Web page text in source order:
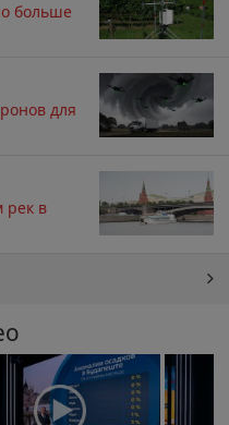
больше
для
рек в